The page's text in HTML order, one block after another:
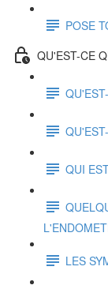
POSE
QU'EST-CE
QUI
LES